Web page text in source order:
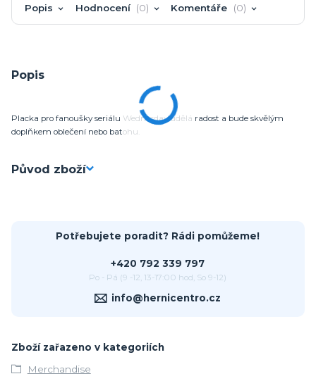
Popis Hodnocení 0 Komentáře 0
Popis
Placka pro fanoušky seriálu Wednesday udělá radost a bude skvělým
doplňkem oblečení nebo batohu.
Původ zboží
Potřebujete poradit? Rádi pomůžeme!
+420 792 339 797
Po - Pá (9 -12, 13-17:00 hod, So 9-12)
info@hernicentro.cz
Zboží zařazeno v kategoriích
Merchandise